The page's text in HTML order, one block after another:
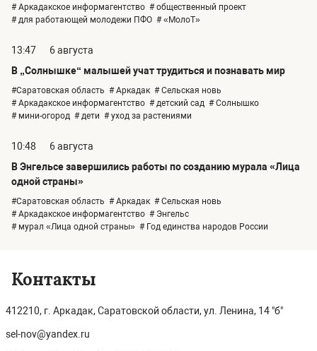
# Аркадакское информагентство # общественный проект
# для работающей молодежи ПФО # «МолоТ»
13:47
6 августа
В „Солнышке“ малышей учат трудиться и познавать мир
#Саратовская область # Аркадак # Сельская новь
# Аркадакское информагентство # детский сад # Солнышко
# мини-огород # дети # уход за растениями
10:48
6 августа
В Энгельсе завершились работы по созданию мурала «Лица
одной страны»
#Саратовская область # Аркадак # Сельская новь
# Аркадакское информагентство # Энгельс
# мурал «Лица одной страны» # Год единства народов России
Контакты
412210, г. Аркадак, Саратовской области, ул. Ленина, 14 "б"
sel-nov@yandex.ru